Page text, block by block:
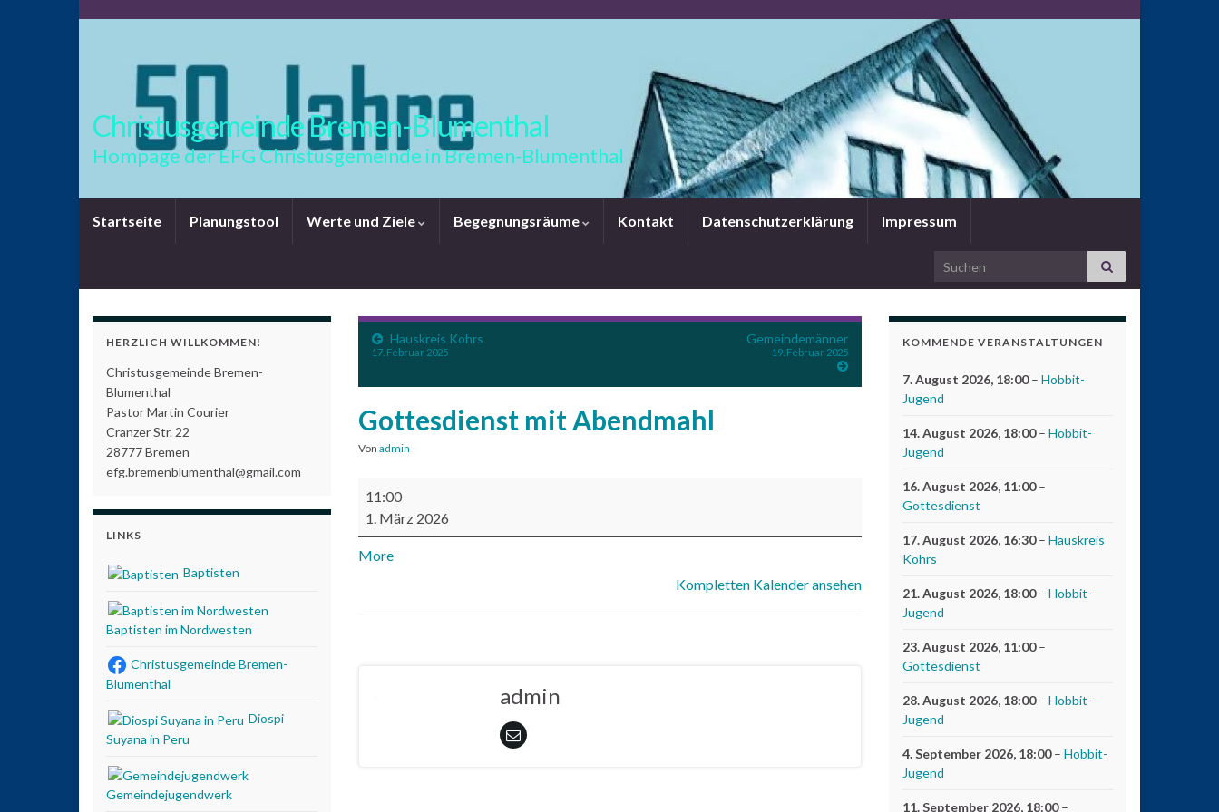
Christusgemeinde Bremen-Blumenthal
Hompage der EFG Christusgemeinde in Bremen-Blumenthal
Startseite Planungstool Werte und Ziele Begegnungsräume Kontakt Datenschutzerklärung Impressum
Search for:
Hauskreis Kohrs
17. Februar 2025
Gemeindemänner
19. Februar 2025
Gottesdienst mit Abendmahl
Von admin
Gottesdienst mit Abendmahl
11:00
1. März 2026
Moreabout {title}
Kompletten Kalender ansehen
admin
HERZLICH WILLKOMMEN!
Christusgemeinde Bremen-
Blumenthal
Pastor Martin Courier
Cranzer Str. 22
28777 Bremen
efg.bremenblumenthal@gmail.com
LINKS
Baptisten
Baptisten im Nordwesten
Christusgemeinde Bremen-
Blumenthal
Diospi
Suyana in Peru
Gemeindejugendwerk
KOMMENDE VERANSTALTUNGEN
7. August 2026, 18:00– Hobbit-
Jugend
14. August 2026, 18:00– Hobbit-
Jugend
16. August 2026, 11:00–
Gottesdienst
17. August 2026, 16:30– Hauskreis
Kohrs
21. August 2026, 18:00– Hobbit-
Jugend
23. August 2026, 11:00–
Gottesdienst
28. August 2026, 18:00– Hobbit-
Jugend
4. September 2026, 18:00– Hobbit-
Jugend
11. September 2026, 18:00–